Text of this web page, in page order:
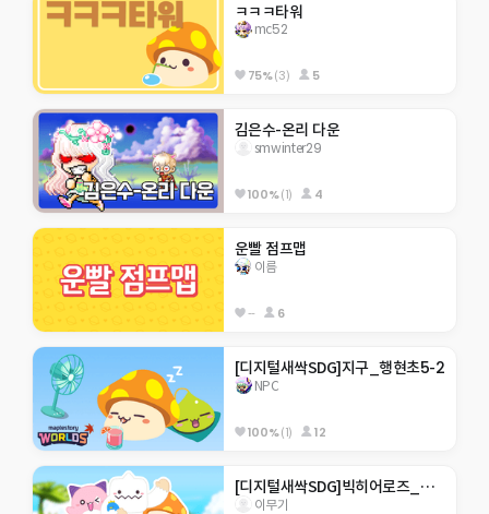
ㅋㅋㅋ타워
mc52
75%(3) 5
김은수-온리 다운
smwinter29
100%(1) 4
운빨 점프맵
이름
-- 6
[디지털새싹SDG]지구_행현초5-2
NPC
100%(1) 12
[디지털새싹SDG]빅히어로즈_제주한라대_310호_미래에서 온 점프맵
이무기